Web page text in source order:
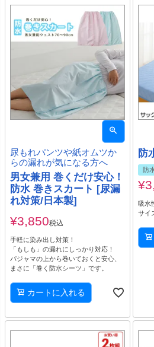
尿もれパンツや紙オムツか
らの漏れが気になる方へ
男女兼用 巻くだけ安心！
防水 巻きスカート [尿漏
れ対策/日本製]
¥3,850税込
手軽に染み出し対策！
「もしも」の漏れにしっかり対応！
パジャマの上から巻いておくと安心、
まさに「巻く防水シーツ」です。
カートに入れる
防
防
¥
吸水
サイ